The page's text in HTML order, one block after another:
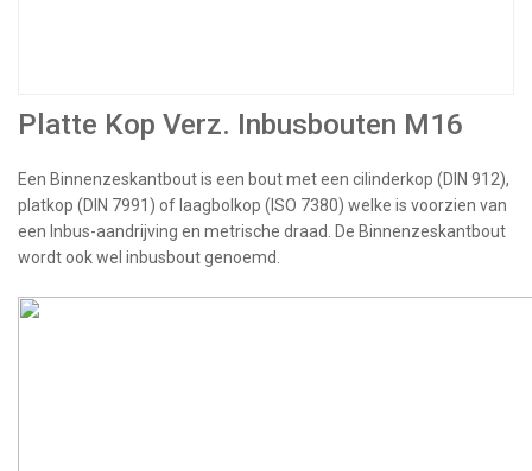
Platte Kop Verz. Inbusbouten M16
Een Binnenzeskantbout is een bout met een cilinderkop (DIN 912),
platkop (DIN 7991) of laagbolkop (ISO 7380) welke is voorzien van
een Inbus-aandrijving en metrische draad. De Binnenzeskantbout
wordt ook wel inbusbout genoemd.